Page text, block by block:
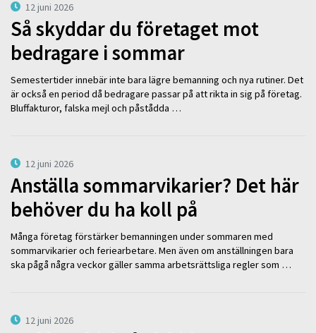
12 juni 2026
Så skyddar du företaget mot
bedragare i sommar
Semestertider innebär inte bara lägre bemanning och nya rutiner. Det
är också en period då bedragare passar på att rikta in sig på företag.
Bluffakturor, falska mejl och påstådda …
12 juni 2026
Anställa sommarvikarier? Det här
behöver du ha koll på
Många företag förstärker bemanningen under sommaren med
sommarvikarier och feriearbetare. Men även om anställningen bara
ska pågå några veckor gäller samma arbetsrättsliga regler som …
12 juni 2026